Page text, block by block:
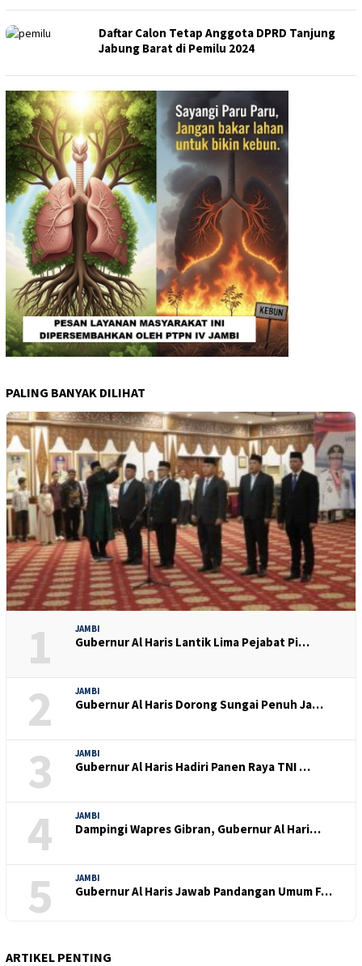
Daftar Calon Tetap Anggota DPRD Tanjung
Jabung Barat di Pemilu 2024
PALING BANYAK DILIHAT
1 JAMBI
Gubernur Al Haris Lantik Lima Pejabat Pi…
2 JAMBI
Gubernur Al Haris Dorong Sungai Penuh Ja…
3 JAMBI
Gubernur Al Haris Hadiri Panen Raya TNI …
4 JAMBI
Dampingi Wapres Gibran, Gubernur Al Hari…
5 JAMBI
Gubernur Al Haris Jawab Pandangan Umum F…
ARTIKEL PENTING